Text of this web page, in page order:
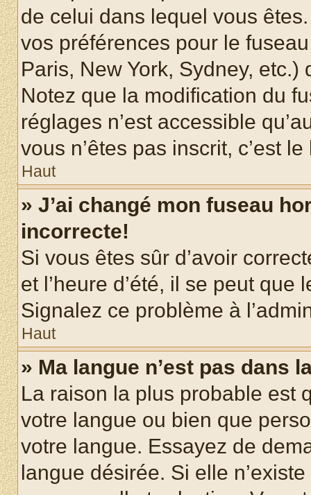
de celui dans lequel vous
vos préférences pour le
Paris, New York, Sydney, etc.)
Notez que la modification du
réglages n’est accessible
vous n’êtes pas inscrit, c’est
Haut
» J’ai changé mon fuseau
incorrecte!
Si vous êtes sûr d’avoir
et l’heure d’été, il se peut que
Signalez ce problème à
Haut
» Ma langue n’est pas dans
La raison la plus probable est
votre langue ou bien que
votre langue. Essayez de
langue désirée. Si elle